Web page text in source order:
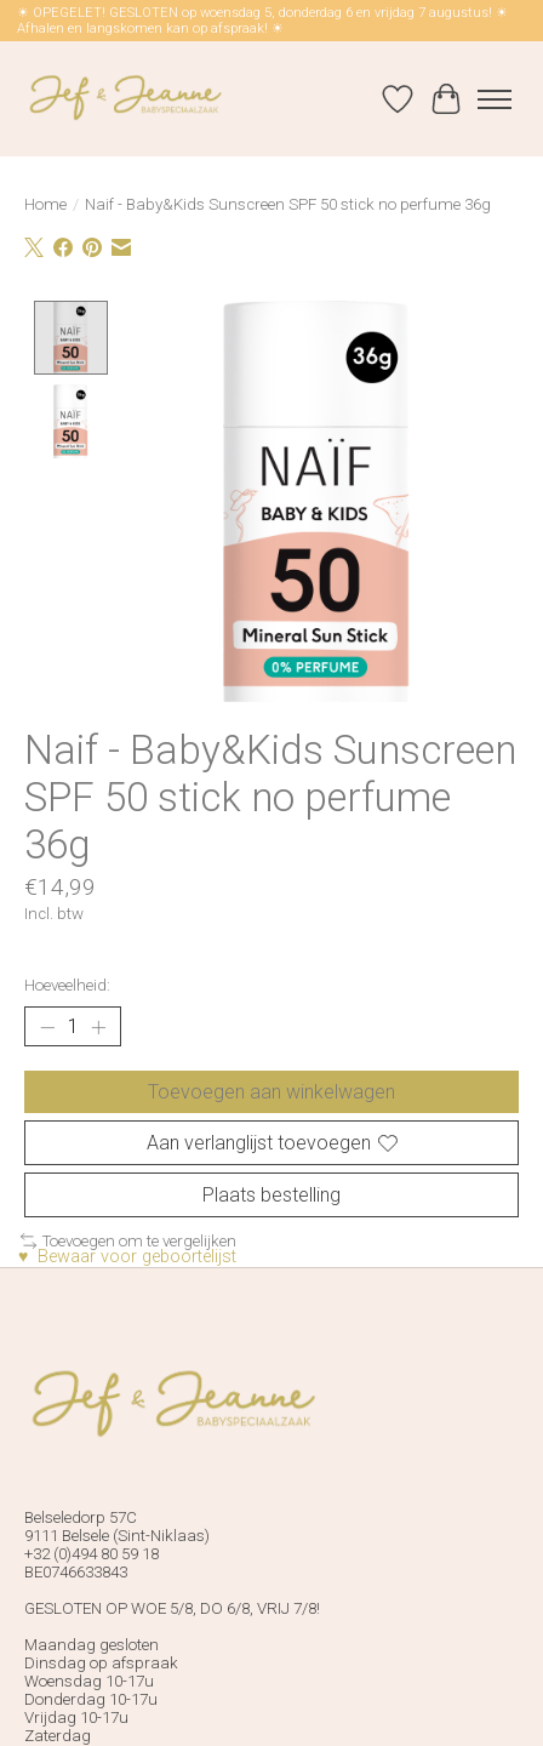
☀ OPEGELET! GESLOTEN op woensdag 5, donderdag 6 en vrijdag 7 augustus! ☀
Afhalen en langskomen kan op afspraak! ☀
Verlanglijst
Home / Naif - Baby&Kids Sunscreen SPF 50 stick no perfume 36g
Product image slideshow Items
Naif - Baby&Kids Sunscreen
SPF 50 stick no perfume
36g
€14,99
Incl. btw
Hoeveelheid:
Toevoegen aan winkelwagen
Aan verlanglijst toevoegen
Plaats bestelling
Toevoegen om te vergelijken
♥ Bewaar voor geboortelijst
Belseledorp 57C
9111 Belsele (Sint-Niklaas)
+32 (0)494 80 59 18
BE0746633843
GESLOTEN OP WOE 5/8, DO 6/8, VRIJ 7/8!
Maandag gesloten
Dinsdag op afspraak
Woensdag 10-17u
Donderdag 10-17u
Vrijdag 10-17u
Zaterdag